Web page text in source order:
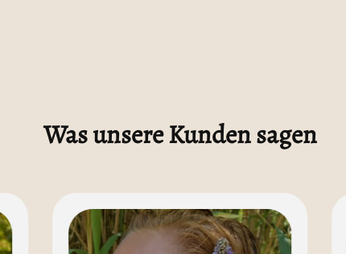
Was unsere Kunden sagen